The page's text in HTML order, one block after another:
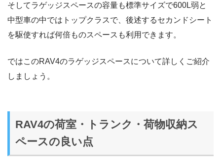
そしてラゲッジスペースの容量も標準サイズで600L弱と
中型車の中ではトップクラスで、後述するセカンドシート
を駆使すれば何倍ものスペースも利用できます。
ではこのRAV4のラゲッジスペースについて詳しくご紹介
しましょう。
RAV4の荷室・トランク・荷物収納ス
ペースの良い点